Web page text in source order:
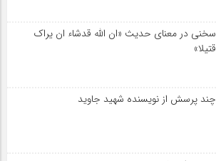
سخنی در معنای حدیث «ان الله قدشاء ان یراک
قتیلا»
چند پرسش از نویسنده شهید جاوید